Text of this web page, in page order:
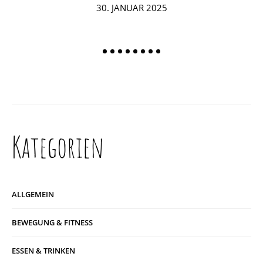
POSTED
30. JANUAR 2025
Kategorien
ALLGEMEIN
BEWEGUNG & FITNESS
ESSEN & TRINKEN